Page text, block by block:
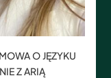
O JĘZYKU
Z ARIĄ